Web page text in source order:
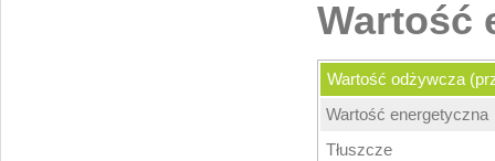
Wartość
Wartość odżywcza
Wartość energetyczna
Tłuszcze